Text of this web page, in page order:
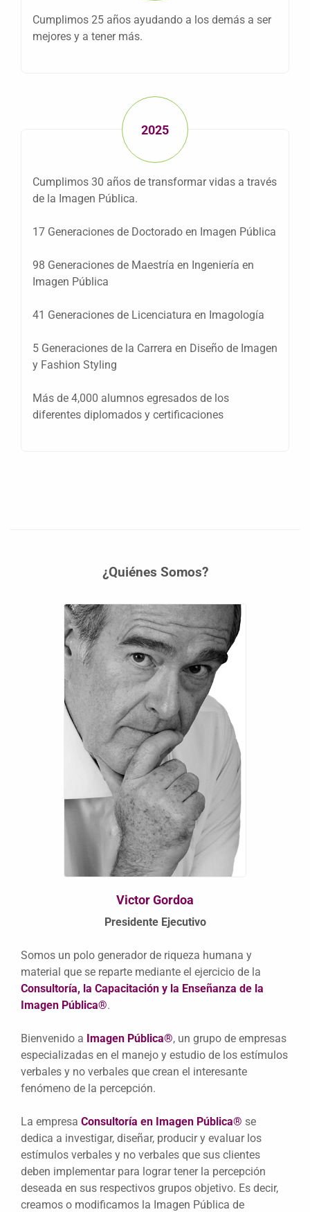
Cumplimos 25 años ayudando a los demás a ser
mejores y a tener más.
2025
Cumplimos 30 años de transformar vidas a través
de la Imagen Pública.
17 Generaciones de Doctorado en Imagen Pública
98 Generaciones de Maestría en Ingeniería en
Imagen Pública
41 Generaciones de Licenciatura en Imagología
5 Generaciones de la Carrera en Diseño de Imagen
y Fashion Styling
Más de 4,000 alumnos egresados de los
diferentes diplomados y certificaciones
¿Quiénes Somos?
Victor Gordoa
Presidente Ejecutivo
Somos un polo generador de riqueza humana y
material que se reparte mediante el ejercicio de la
Consultoría, la Capacitación y la Enseñanza de la
Imagen Pública®.
Bienvenido a Imagen Pública®, un grupo de empresas
especializadas en el manejo y estudio de los estímulos
verbales y no verbales que crean el interesante
fenómeno de la percepción.
La empresa Consultoría en Imagen Pública® se
dedica a investigar, diseñar, producir y evaluar los
estímulos verbales y no verbales que sus clientes
deben implementar para lograr tener la percepción
deseada en sus respectivos grupos objetivo. Es decir,
creamos o modificamos la Imagen Pública de